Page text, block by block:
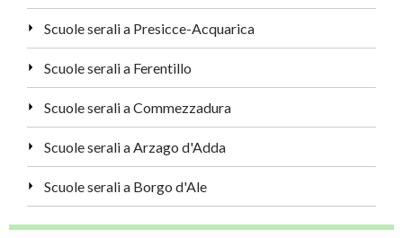
Scuole serali a Presicce-Acquarica
Scuole serali a Ferentillo
Scuole serali a Commezzadura
Scuole serali a Arzago d'Adda
Scuole serali a Borgo d'Ale